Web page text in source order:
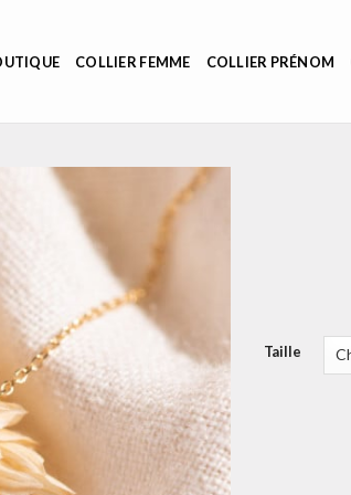
COLLIER FEMME COLLIER PRÉNOM
Taille